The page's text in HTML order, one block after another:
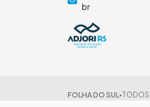
br
FOLHA DO SUL●TODOS